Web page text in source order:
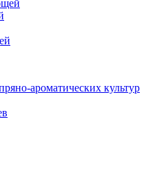
ароматических культур